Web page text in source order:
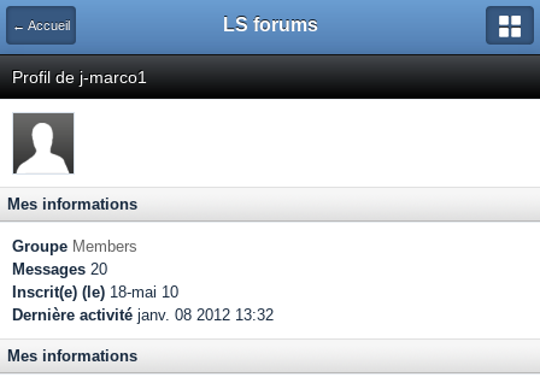
← Accueil LS forums
Profil de j-marco1
Mes informations
Groupe Members
Messages 20
Inscrit(e) (le) 18-mai 10
Dernière activité janv. 08 2012 13:32
Mes informations